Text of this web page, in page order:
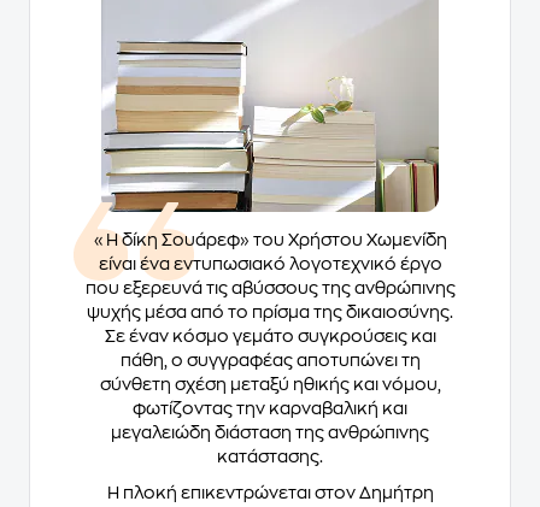
«Η δίκη Σουάρεφ» του Χρήστου Χωμενίδη
είναι ένα εντυπωσιακό λογοτεχνικό έργο
που εξερευνά τις αβύσσους της ανθρώπινης
ψυχής μέσα από το πρίσμα της δικαιοσύνης.
Σε έναν κόσμο γεμάτο συγκρούσεις και
πάθη, ο συγγραφέας αποτυπώνει τη
σύνθετη σχέση μεταξύ ηθικής και νόμου,
φωτίζοντας την καρναβαλική και
μεγαλειώδη διάσταση της ανθρώπινης
κατάστασης.
Η πλοκή επικεντρώνεται στον Δημήτρη